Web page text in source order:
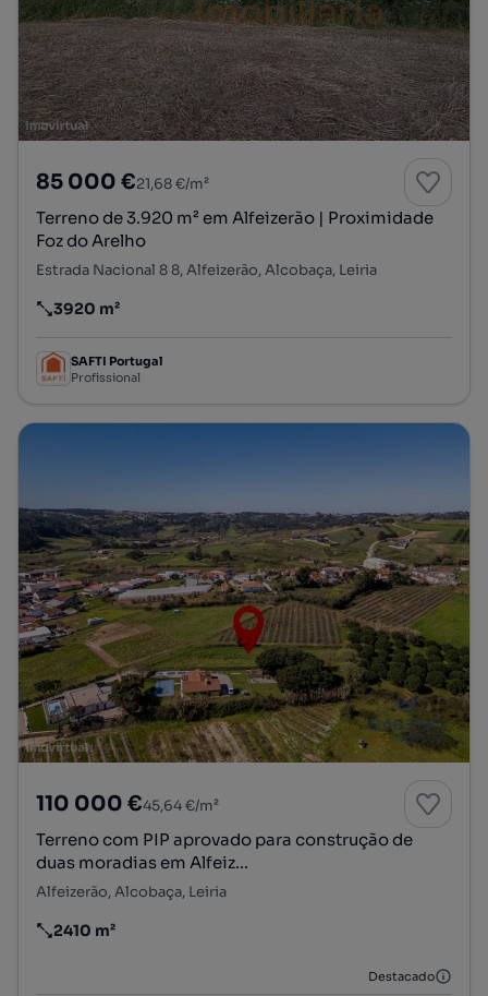
85 000 €21,68 €/m²
Terreno de 3.920 m² em Alfeizerão | Proximidade
Foz do Arelho
Estrada Nacional 8 8, Alfeizerão, Alcobaça, Leiria
Preço por metro quadrado
3920 m²
SAFTI Portugal
Profissional
110 000 €45,64 €/m²
Terreno com PIP aprovado para construção de
duas moradias em Alfeiz...
Alfeizerão, Alcobaça, Leiria
Preço por metro quadrado
2410 m²
Destacado